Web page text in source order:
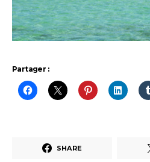
Partager :
SHARE